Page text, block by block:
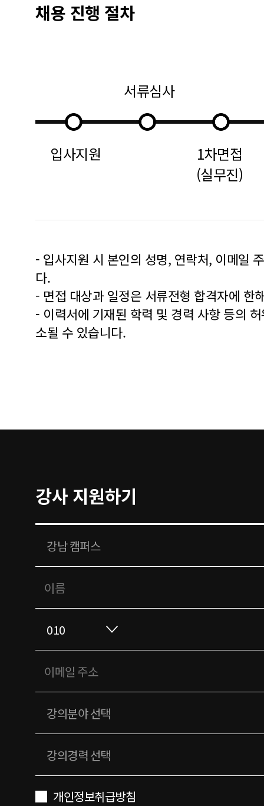
채용 진행 절차
서류심사
입사지원
1차면접
(실무진)
- 입사지원 시 본인의 성명, 연락처, 이메일
다.
- 면접 대상과 일정은 서류전형 합격자에 한
- 이력서에 기재된 학력 및 경력 사항 등의
소될 수 있습니다.
강사 지원하기
개인정보취급방침